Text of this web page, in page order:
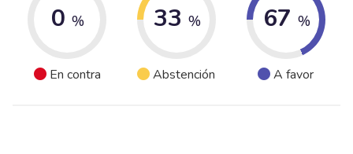
0 %
En contra
33 %
Abstención
67 %
A favor